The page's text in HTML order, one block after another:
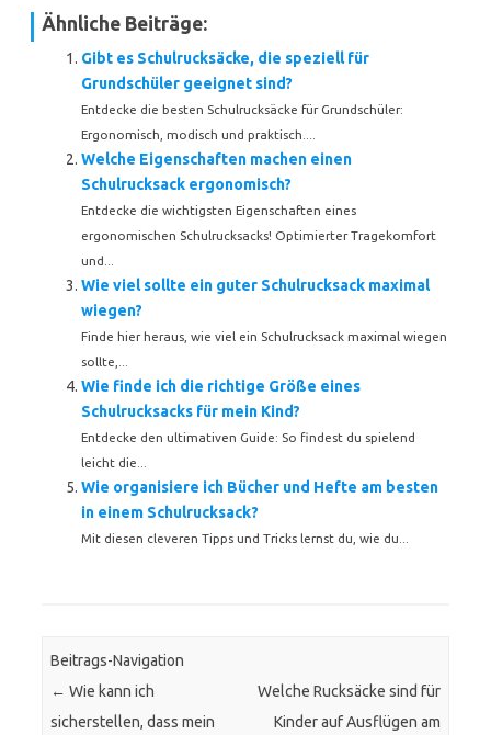
Ähnliche Beiträge:
Gibt es Schulrucksäcke, die speziell für
Grundschüler geeignet sind?
Entdecke die besten Schulrucksäcke für Grundschüler:
Ergonomisch, modisch und praktisch....
Welche Eigenschaften machen einen
Schulrucksack ergonomisch?
Entdecke die wichtigsten Eigenschaften eines
ergonomischen Schulrucksacks! Optimierter Tragekomfort
und...
Wie viel sollte ein guter Schulrucksack maximal
wiegen?
Finde hier heraus, wie viel ein Schulrucksack maximal wiegen
sollte,...
Wie finde ich die richtige Größe eines
Schulrucksacks für mein Kind?
Entdecke den ultimativen Guide: So findest du spielend
leicht die...
Wie organisiere ich Bücher und Hefte am besten
in einem Schulrucksack?
Mit diesen cleveren Tipps und Tricks lernst du, wie du...
Beitrags-Navigation
← Wie kann ich
sicherstellen, dass mein
Welche Rucksäcke sind für
Kinder auf Ausflügen am